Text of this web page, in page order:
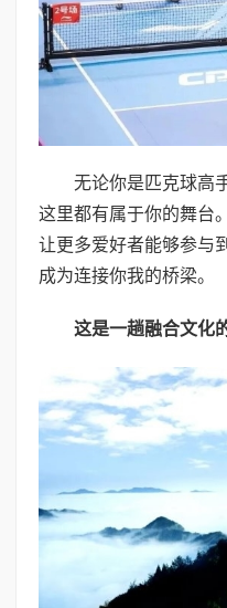
无论你是匹克球高
这里都有属于你的舞台
让更多爱好者能够参与
成为连接你我的桥梁。
这是一趟融合文化